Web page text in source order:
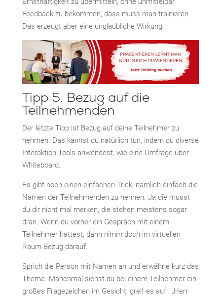
Feedback zu bekommen, dass muss man trainieren.
Das erzeugt aber eine unglaubliche Wirkung.
Tipp 5. Bezug auf die
Teilnehmenden
Der letzte Tipp ist Bezug auf deine Teilnehmer zu
nehmen. Das kannst du natürlich tun, indem du diverse
Interaktion Tools anwendest, wie eine Umfrage über
Whiteboard.
Es gibt noch einen einfachen Trick, nämlich einfach die
Namen der Teilnehmenden zu nennen. Ja die musst
du dir nicht mal merken, die stehen meistens sogar
dran. Wenn du vorher ein Gespräch mit einem
Teilnehmer hattest, dann nimm doch im virtuellen
Raum Bezug darauf.
Sprich die Person mit Namen an und erwähne kurz das
Thema. Manchmal siehst du bei einem Teilnehmer ein
großes Fragezeichen im Gesicht, greif es auf : „Herr